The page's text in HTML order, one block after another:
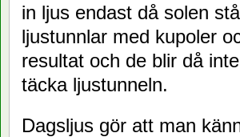
in ljus endast då solen
ljustunnlar med kupoler
resultat och de blir då
täcka ljustunneln.
Dagsljus gör att man